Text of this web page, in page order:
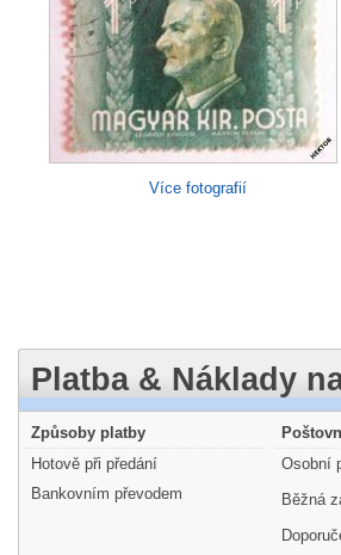
Více fotografií
Platba & Náklady
Způsoby platby
Hotově při předání
Bankovním převodem
Osobní
Běžná